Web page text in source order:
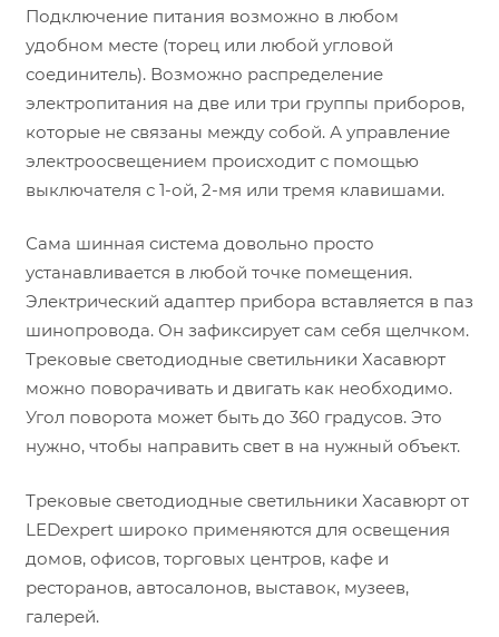
Подключение питания возможно в любом
удобном месте (торец или любой угловой
соединитель). Возможно распределение
электропитания на две или три группы приборов,
которые не связаны между собой. А управление
электроосвещением происходит с помощью
выключателя с 1-ой, 2-мя или тремя клавишами.
Сама шинная система довольно просто
устанавливается в любой точке помещения.
Электрический адаптер прибора вставляется в паз
шинопровода. Он зафиксирует сам себя щелчком.
Трековые светодиодные светильники Хасавюрт
можно поворачивать и двигать как необходимо.
Угол поворота может быть до 360 градусов. Это
нужно, чтобы направить свет в на нужный объект.
Трековые светодиодные светильники Хасавюрт от
LEDexpert широко применяются для освещения
домов, офисов, торговых центров, кафе и
ресторанов, автосалонов, выставок, музеев,
галерей.